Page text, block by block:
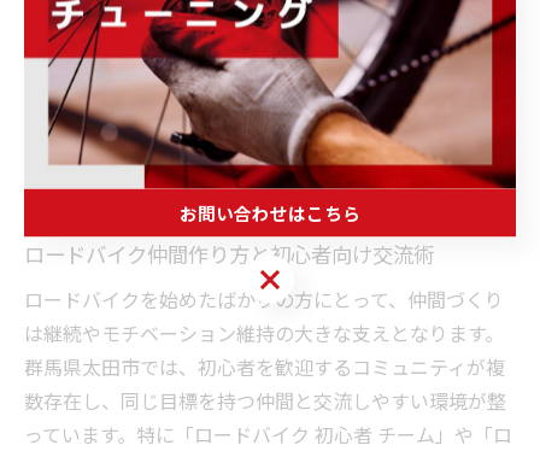
ロードバイク仲間づくりのベスト
な方法を紹介
ロードバイク仲間作り方と初心者向け交流術
ロードバイクを始めたばかりの方にとって、仲間づくり
は継続やモチベーション維持の大きな支えとなります。
群馬県太田市では、初心者を歓迎するコミュニティが複
数存在し、同じ目標を持つ仲間と交流しやすい環境が整
っています。特に「ロードバイク 初心者 チーム」や「ロ
お問い合わせはこちら
お問い合わせはこちら